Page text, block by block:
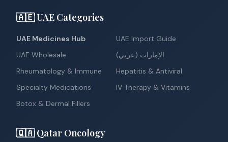
🇦🇪 UAE Categories
UAE Medicines Hub
UAE Import Guide
UAE Wholesale
الإمارات (عربي)
Rheumatology & Immune
Hepatitis & Antiviral
Specialty Medications
IV Therapy & Vitamins
Botox & Dermal Fillers
🇶🇦 Qatar Oncology